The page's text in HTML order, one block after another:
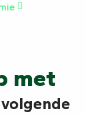
met